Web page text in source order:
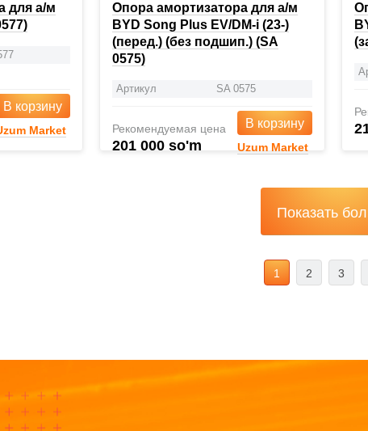
для а/м
В корзину
Market
Опора амортизатора для а/м
BYD Song Plus EV/DM-i (23-)
(перед.) (без подшип.) (SA
0575)
Артикул SA 0575
Рекомендуемая цена
201 000 so'm
В корзину
Uzum Market
Показать
1 2 3